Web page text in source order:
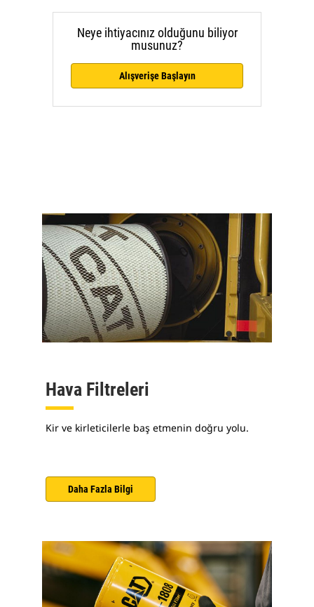
Neye ihtiyacınız olduğunu biliyor
musunuz?
Alışverişe Başlayın
Hava Filtreleri
Kir ve kirleticilerle baş etmenin doğru yolu.
Daha Fazla Bilgi